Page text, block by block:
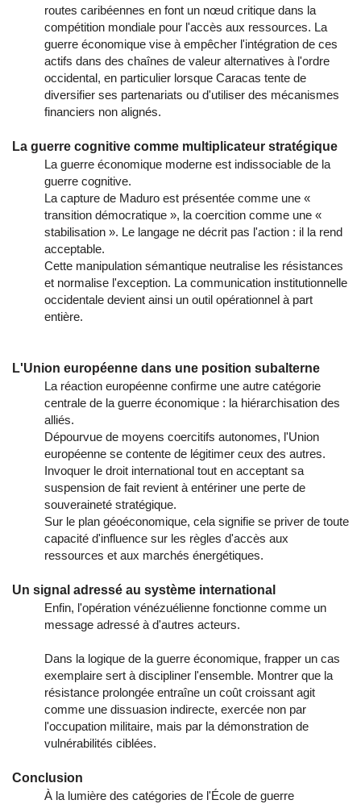
routes caribéennes en font un nœud critique dans la
compétition mondiale pour l'accès aux ressources. La
guerre économique vise à empêcher l'intégration de ces
actifs dans des chaînes de valeur alternatives à l'ordre
occidental, en particulier lorsque Caracas tente de
diversifier ses partenariats ou d'utiliser des mécanismes
financiers non alignés.
La guerre cognitive comme multiplicateur stratégique
La guerre économique moderne est indissociable de la
guerre cognitive.
La capture de Maduro est présentée comme une «
transition démocratique », la coercition comme une «
stabilisation ». Le langage ne décrit pas l'action : il la rend
acceptable.
Cette manipulation sémantique neutralise les résistances
et normalise l'exception. La communication institutionnelle
occidentale devient ainsi un outil opérationnel à part
entière.
L'Union européenne dans une position subalterne
La réaction européenne confirme une autre catégorie
centrale de la guerre économique : la hiérarchisation des
alliés.
Dépourvue de moyens coercitifs autonomes, l'Union
européenne se contente de légitimer ceux des autres.
Invoquer le droit international tout en acceptant sa
suspension de fait revient à entériner une perte de
souveraineté stratégique.
Sur le plan géoéconomique, cela signifie se priver de toute
capacité d'influence sur les règles d'accès aux
ressources et aux marchés énergétiques.
Un signal adressé au système international
Enfin, l'opération vénézuélienne fonctionne comme un
message adressé à d'autres acteurs.
Dans la logique de la guerre économique, frapper un cas
exemplaire sert à discipliner l'ensemble. Montrer que la
résistance prolongée entraîne un coût croissant agit
comme une dissuasion indirecte, exercée non par
l'occupation militaire, mais par la démonstration de
vulnérabilités ciblées.
Conclusion
À la lumière des catégories de l'École de guerre